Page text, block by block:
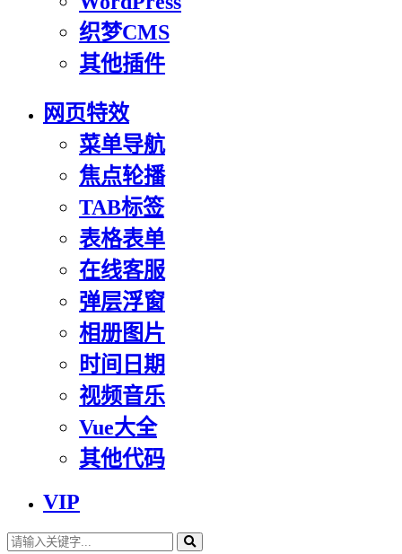
织梦CMS
其他插件
网页特效
菜单导航
焦点轮播
TAB标签
表格表单
在线客服
弹层浮窗
相册图片
时间日期
视频音乐
Vue大全
其他代码
VIP